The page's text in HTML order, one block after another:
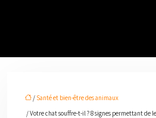
/ Santé et bien-être des animaux
/ Votre chat souffre-t-il ? 8 signes permettant de